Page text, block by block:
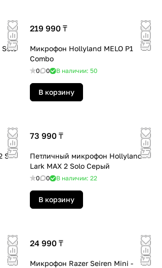
219 990 ₸
Микрофон Hollyland MELO P1
Combo
0 0 В наличии: 50
В корзину
S
73 990 ₸
Петличный микрофон Hollyland
Lark MAX 2 Solo Серый
0 0 В наличии: 22
В корзину
24 990 ₸
Микрофон Razer Seiren Mini -